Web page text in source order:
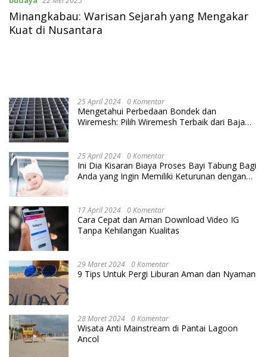
Minangkabau: Warisan Sejarah yang Mengakar
Kuat di Nusantara
25 April 2024 0 Komentar
Mengetahui Perbedaan Bondek dan
Wiremesh: Pilih Wiremesh Terbaik dari Baja
25 April 2024 0 Komentar
Ini Dia Kisaran Biaya Proses Bayi Tabung Bagi
Anda yang Ingin Memiliki Keturunan dengan
17 April 2024 0 Komentar
Cara Cepat dan Aman Download Video IG
Tanpa Kehilangan Kualitas
29 Maret 2024 0 Komentar
9 Tips Untuk Pergi Liburan Aman dan Nyaman
28 Maret 2024 0 Komentar
Wisata Anti Mainstream di Pantai Lagoon
Ancol